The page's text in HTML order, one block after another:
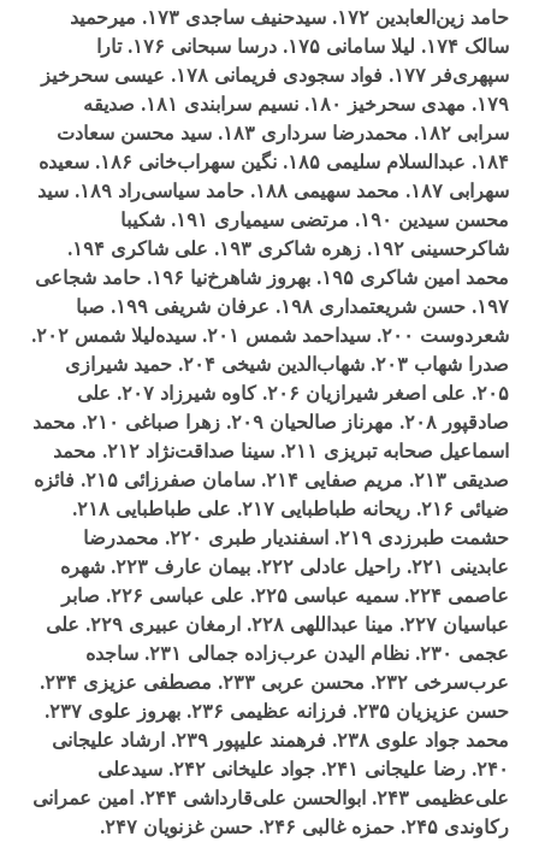
حامد زين‌العابدين ۱۷۲. سيدحنيف ساجدی ۱۷۳. ميرحميد
سالک ۱۷۴. ليلا سامانی ۱۷۵. درسا سبحانی ۱۷۶. تارا
سپهری‌فر ۱۷۷. فواد سجودی فريمانی ۱۷۸. عيسی سحرخيز
۱۷۹. مهدی سحرخيز ۱۸۰. نسيم سرابندی ۱۸۱. صديقه
سرابی ۱۸۲. محمدرضا سرداری ۱۸۳. سيد محسن سعادت
۱۸۴. عبدالسلام سليمی ۱۸۵. نگين سهراب‌خانی ۱۸۶. سعيده
سهرابی ۱۸۷. محمد سهيمی ۱۸۸. حامد سياسی‌راد ۱۸۹. سيد
محسن سيدين ۱۹۰. مرتضی سيمياری ۱۹۱. شکيبا
شاکرحسينی ۱۹۲. زهره شاکری ۱۹۳. علی شاکری ۱۹۴.
محمد امين شاکری ۱۹۵. بهروز شاهرخ‌نيا ۱۹۶. حامد شجاعی
۱۹۷. حسن شريعتمداری ۱۹۸. عرفان شريفی ۱۹۹. صبا
شعردوست ۲۰۰. سيداحمد شمس ۲۰۱. سيده‌ليلا شمس ۲۰۲.
صدرا شهاب ۲۰۳. شهاب‌الدين شيخی ۲۰۴. حميد شيرازی
۲۰۵. علی اصغر شيرازيان ۲۰۶. کاوه شيرزاد ۲۰۷. علی
صادقپور ۲۰۸. مهرناز صالحيان ۲۰۹. زهرا صباغی ۲۱۰. محمد
اسماعيل صحابه تبريزی ۲۱۱. سينا صداقت‌نژاد ۲۱۲. محمد
صديقی ۲۱۳. مريم صفايی ۲۱۴. سامان صفرزائی ۲۱۵. فائزه
ضيائی ۲۱۶. ريحانه طباطبايی ۲۱۷. علی طباطبايی ۲۱۸.
حشمت طبرزدی ۲۱۹. اسفنديار طبری ۲۲۰. محمدرضا
عابدينی ۲۲۱. راحيل عادلی ۲۲۲. بيمان عارف ۲۲۳. شهره
عاصمی ۲۲۴. سميه عباسی ۲۲۵. علی عباسی ۲۲۶. صابر
عباسيان ۲۲۷. مينا عبداللهی ۲۲۸. ارمغان عبيری ۲۲۹. علی
عجمی ۲۳۰. نظام اليدن عرب‌زاده جمالی ۲۳۱. ساجده
عرب‌سرخی ۲۳۲. محسن عربی ۲۳۳. مصطفی عزيزی ۲۳۴.
حسن عزيزيان ۲۳۵. فرزانه عظيمی ۲۳۶. بهروز علوی ۲۳۷.
محمد جواد علوی ۲۳۸. فرهمند عليپور ۲۳۹. ارشاد عليجانی
۲۴۰. رضا عليجانی ۲۴۱. جواد عليخانی ۲۴۲. سيدعلی
علی‌عظيمی ۲۴۳. ابوالحسن علی‌قارداشی ۲۴۴. امين عمرانی
رکاوندی ۲۴۵. حمزه غالبی ۲۴۶. حسن غزنويان ۲۴۷.